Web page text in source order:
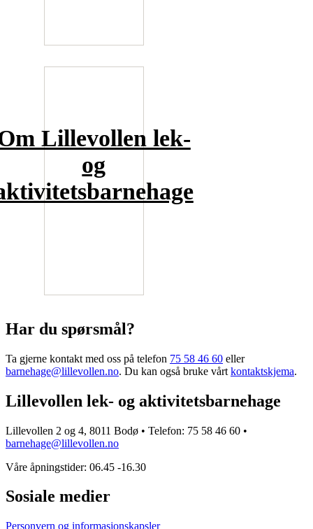
Lillevollen lek-
og
Har du spørsmål?
Ta gjerne kontakt med oss på telefon 75 58 46 60 eller
barnehage@lillevollen.no. Du kan også bruke vårt kontaktskjema.
Lillevollen lek- og aktivitetsbarnehage
Lillevollen 2 og 4, 8011 Bodø • Telefon: 75 58 46 60 •
barnehage@lillevollen.no
Våre åpningstider: 06.45 -16.30
Sosiale medier
Personvern og informasjonskapsler